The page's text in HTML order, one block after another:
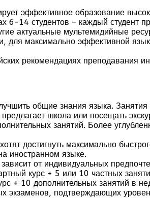
эффективное образование
6-14 студентов – каждый студент
актуальные мультемидийные
для максимально эффективной
рекомендациях преподавания
общие знания языка.
школа или посещать
занятий. Более
достигнуть максимально
иностранном языке.
от индивидуальных
курс + 5 или 10 частных
+ 10 дополнительных занятий в
экзаменов, подтверждающих